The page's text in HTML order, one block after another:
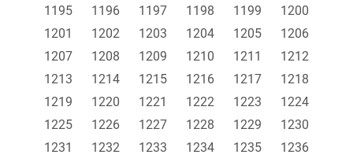
1195
1196 1197 1198 1199
1200
1201
1202 1203 1204 1205
1206
1207
1208 1209 1210 1211
1212
1213
1214 1215 1216 1217
1218
1219
1220 1221 1222 1223
1224
1225
1226 1227 1228 1229
1230
1231
1232 1233 1234 1235
1236